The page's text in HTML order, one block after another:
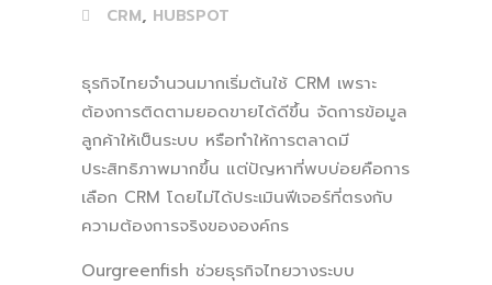
CRM, HUBSPOT
ธุรกิจไทยจำนวนมากเริ่มต้นใช้ CRM เพราะ
ต้องการติดตามยอดขายได้ดีขึ้น จัดการข้อมูล
ลูกค้าให้เป็นระบบ หรือทำให้การตลาดมี
ประสิทธิภาพมากขึ้น แต่ปัญหาที่พบบ่อยคือการ
เลือก CRM โดยไม่ได้ประเมินฟีเจอร์ที่ตรงกับ
ความต้องการจริงขององค์กร
Ourgreenfish ช่วยธุรกิจไทยวางระบบ